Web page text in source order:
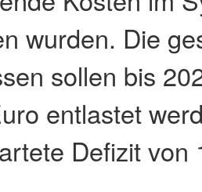
wurden. Die
sollen bis
entlastet
Defizit von